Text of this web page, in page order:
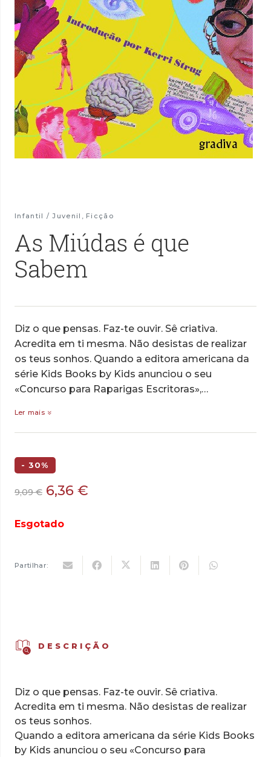
Infantil / Juvenil , Ficção
As Miúdas é que
Sabem
Diz o que pensas. Faz-te ouvir. Sê criativa.
Acredita em ti mesma. Não desistas de realizar
os teus sonhos. Quando a editora americana da
série Kids Books by Kids anunciou o seu
«Concurso para Raparigas Escritoras»,…
Ler mais
- 30%
9,09€ O
original
6,36 €
Esgotado
Partilhar:
DESCRIÇÃO
Diz o que pensas. Faz-te ouvir. Sê criativa.
Acredita em ti mesma. Não desistas de realizar
os teus sonhos.
Quando a editora americana da série Kids Books
by Kids anunciou o seu «Concurso para